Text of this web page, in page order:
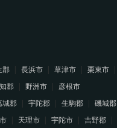
郡 長浜市 草津市 栗東市
郡 野洲市
彦根市
城郡 宇陀郡 生駒郡 磯城郡
天理市 宇陀市 吉野郡